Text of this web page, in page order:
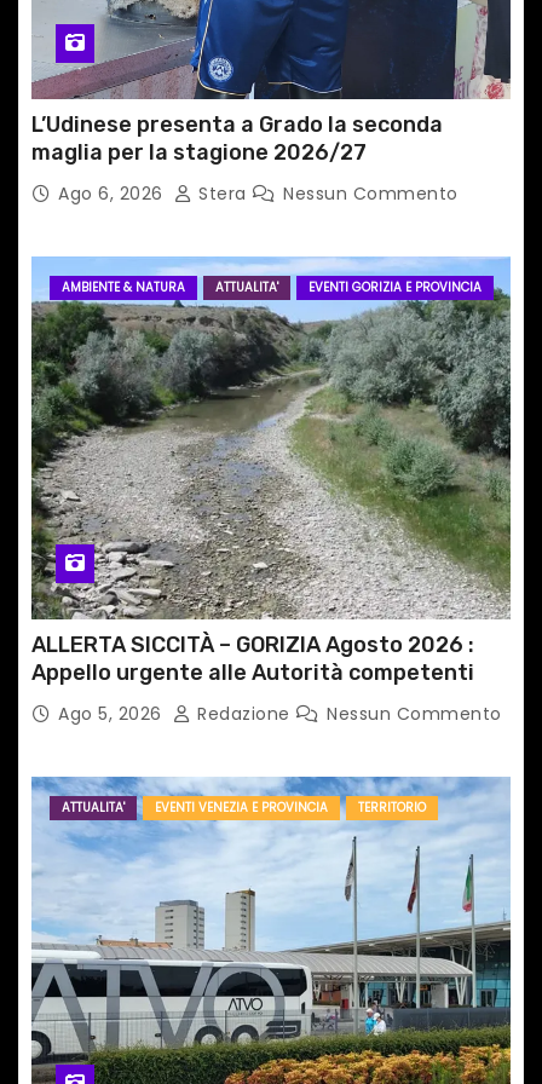
l
i
L’Udinese presenta a Grado la seconda
maglia per la stagione 2026/27
Ago 6, 2026 Stera Nessun Commento
AMBIENTE & NATURA ATTUALITA' EVENTI GORIZIA E PROVINCIA
ALLERTA SICCITÀ – GORIZIA Agosto 2026 :
Appello urgente alle Autorità competenti
Ago 5, 2026 Redazione Nessun Commento
ATTUALITA' EVENTI VENEZIA E PROVINCIA TERRITORIO